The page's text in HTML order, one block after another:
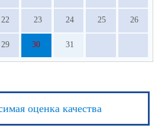
22 23 24 25 26
29 30 31
оценка качества